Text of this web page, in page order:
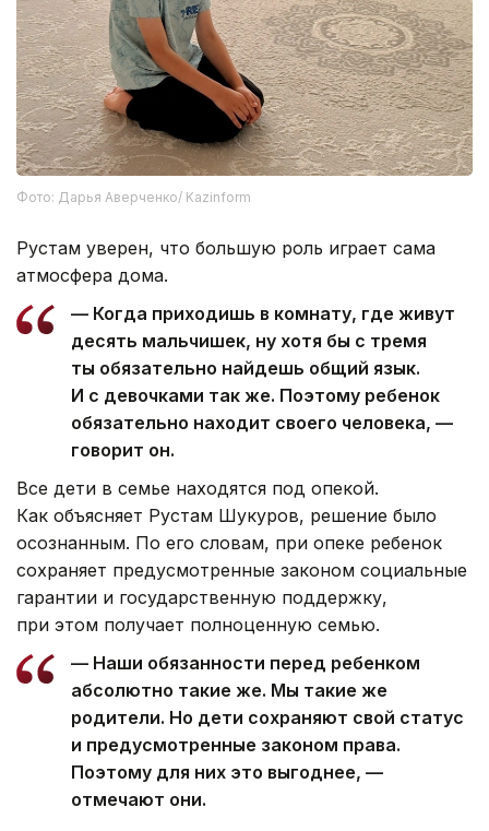
Фото: Дарья Аверченко/ Kazinform
Рустам уверен, что большую роль играет сама
атмосфера дома.
— Когда приходишь в комнату, где живут
десять мальчишек, ну хотя бы с тремя
ты обязательно найдешь общий язык.
И с девочками так же. Поэтому ребенок
обязательно находит своего человека, —
говорит он.
Все дети в семье находятся под опекой.
Как объясняет Рустам Шукуров, решение было
осознанным. По его словам, при опеке ребенок
сохраняет предусмотренные законом социальные
гарантии и государственную поддержку,
при этом получает полноценную семью.
— Наши обязанности перед ребенком
абсолютно такие же. Мы такие же
родители. Но дети сохраняют свой статус
и предусмотренные законом права.
Поэтому для них это выгоднее, —
отмечают они.